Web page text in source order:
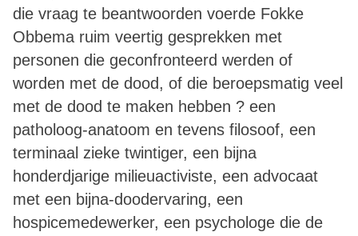
die vraag te beantwoorden voerde Fokke
Obbema ruim veertig gesprekken met
personen die geconfronteerd werden of
worden met de dood, of die beroepsmatig veel
met de dood te maken hebben ? een
patholoog-anatoom en tevens filosoof, een
terminaal zieke twintiger, een bijna
honderdjarige milieuactiviste, een advocaat
met een bijna-doodervaring, een
hospicemedewerker, een psychologe die de